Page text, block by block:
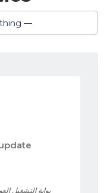
—
بوابة التشغيل